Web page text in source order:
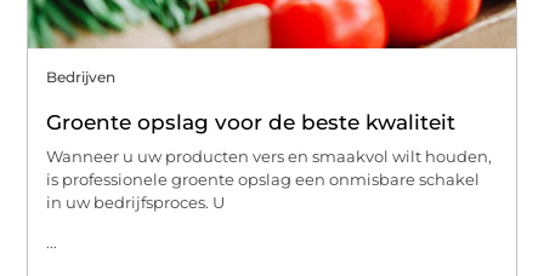
Bedrijven
Groente opslag voor de beste kwaliteit
Wanneer u uw producten vers en smaakvol wilt houden,
is professionele groente opslag een onmisbare schakel
in uw bedrijfsproces. U
...